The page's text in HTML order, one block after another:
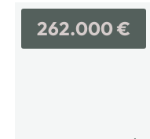
262.000 €